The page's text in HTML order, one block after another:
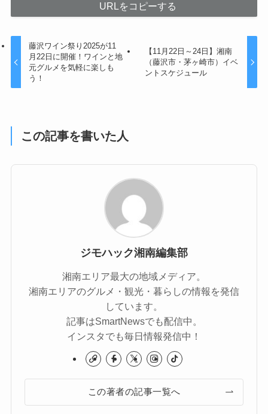
URLをコピーする
藤沢ワイン祭り2025が11
月22日に開催！ワインと地
元グルメを気軽に楽しも
う！
【11月22日～24日】湘南
（藤沢市・茅ヶ崎市）イベ
ントスケジュール
この記事を書いた人
ジモハック湘南編集部
湘南エリア最大の地域メディア。
湘南エリアのグルメ・観光・暮らしの情報を発信
しています。
記事はSmartNewsでも配信中。
インスタでも毎日情報発信中！
この著者の記事一覧へ